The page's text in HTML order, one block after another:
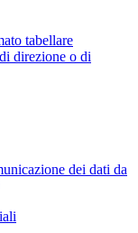
tabellare
direzione o di
dei dati da